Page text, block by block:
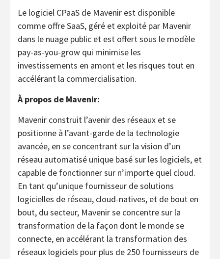
Le logiciel CPaaS de Mavenir est disponible
comme offre SaaS, géré et exploité par Mavenir
dans le nuage public et est offert sous le modèle
pay-as-you-grow qui minimise les
investissements en amont et les risques tout en
accélérant la commercialisation.
À propos de Mavenir:
Mavenir construit l’avenir des réseaux et se
positionne à l’avant-garde de la technologie
avancée, en se concentrant sur la vision d’un
réseau automatisé unique basé sur les logiciels, et
capable de fonctionner sur n’importe quel cloud.
En tant qu’unique fournisseur de solutions
logicielles de réseau, cloud-natives, et de bout en
bout, du secteur, Mavenir se concentre sur la
transformation de la façon dont le monde se
connecte, en accélérant la transformation des
réseaux logiciels pour plus de 250 fournisseurs de